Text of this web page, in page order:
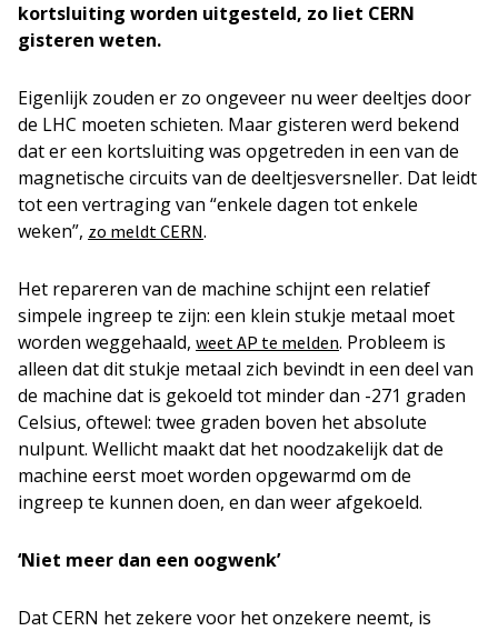
kortsluiting worden uitgesteld, zo liet CERN
gisteren weten.
Eigenlijk zouden er zo ongeveer nu weer deeltjes door
de LHC moeten schieten. Maar gisteren werd bekend
dat er een kortsluiting was opgetreden in een van de
magnetische circuits van de deeltjesversneller. Dat leidt
tot een vertraging van “enkele dagen tot enkele
weken”, zo meldt CERN.
Het repareren van de machine schijnt een relatief
simpele ingreep te zijn: een klein stukje metaal moet
worden weggehaald, weet AP te melden. Probleem is
alleen dat dit stukje metaal zich bevindt in een deel van
de machine dat is gekoeld tot minder dan -271 graden
Celsius, oftewel: twee graden boven het absolute
nulpunt. Wellicht maakt dat het noodzakelijk dat de
machine eerst moet worden opgewarmd om de
ingreep te kunnen doen, en dan weer afgekoeld.
‘Niet meer dan een oogwenk’
Dat CERN het zekere voor het onzekere neemt, is